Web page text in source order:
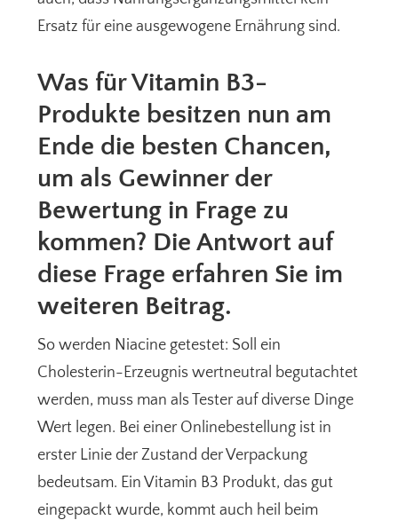
Ersatz für eine ausgewogene Ernährung sind.
Was für Vitamin B3-
Produkte besitzen nun am
Ende die besten Chancen,
um als Gewinner der
Bewertung in Frage zu
kommen? Die Antwort auf
diese Frage erfahren Sie im
weiteren Beitrag.
So werden Niacine getestet: Soll ein
Cholesterin-Erzeugnis wertneutral begutachtet
werden, muss man als Tester auf diverse Dinge
Wert legen. Bei einer Onlinebestellung ist in
erster Linie der Zustand der Verpackung
bedeutsam. Ein Vitamin B3 Produkt, das gut
eingepackt wurde, kommt auch heil beim